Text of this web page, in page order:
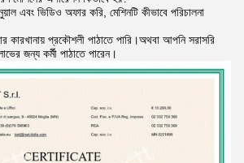
এবং ভিডিও অফার করি, মেশিনটি কীভাবে পরিচালনা
কারখানায় প্রকৌশলী পাঠাতে পারি।অথবা আপনি সরাসরি
জন্য কর্মী পাঠাতে পারেন।